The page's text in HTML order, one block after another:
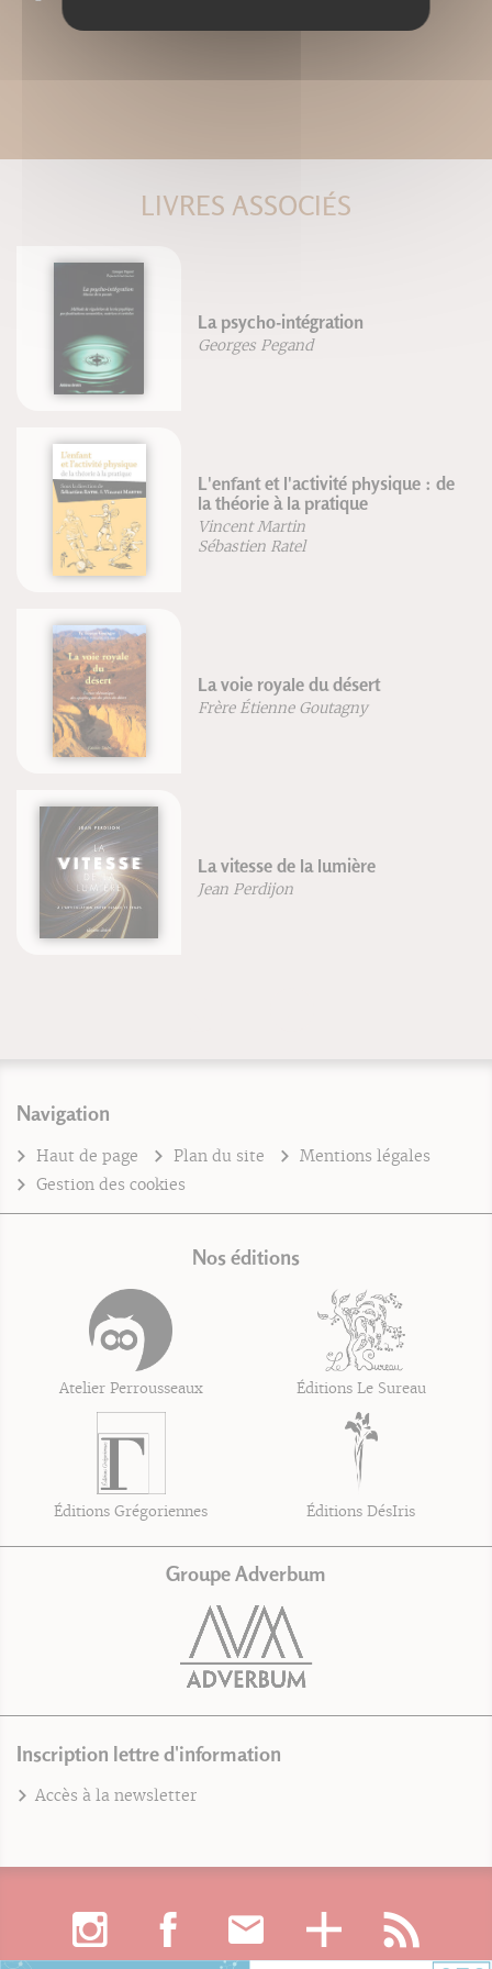
LIVRES ASSOCIÉS
La psycho-intégration
Georges Pegand
L'enfant et l'activité physique : de
la théorie à la pratique
Vincent Martin
Sébastien Ratel
La voie royale du désert
Frère Étienne Goutagny
La vitesse de la lumière
Jean Perdijon
Navigation
Haut de page Plan du site
Mentions légales
Gestion des cookies
Nos éditions
Atelier Perrousseaux Éditions Le Sureau
Éditions Grégoriennes Éditions DésIris
Groupe Adverbum
Inscription lettre d'information
Accès à la newsletter